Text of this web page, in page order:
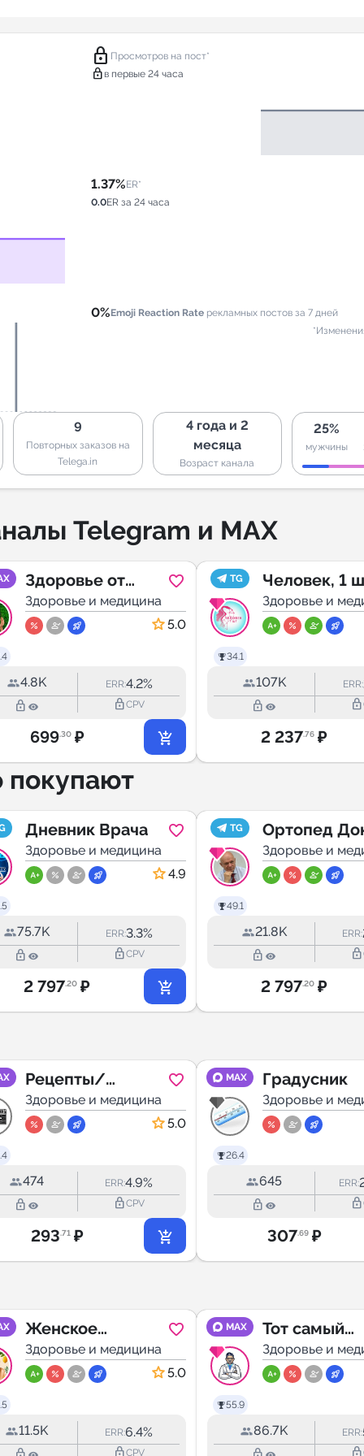
lock Просмотров на пост*
lock в первые 24 часа
1.37%ER*
0.0ER за 24 часа
0%Emoji Reaction Rate рекламных постов за 7 дней
9
Повторных заказов на
Telega.in
4 года и 2
месяца
Возраст канала
25%
мужчины
Telegram и MAX
Здоровье от
природы - Травы
лечебные,
лекарственные
растения, ЗОЖ
Здоровье и медицина
5.0
4.8K ERR:4.2%
lock_outline lock_outlineCPV
699.30 ₽
TG
34.1
Человек, 1
Здоровье и
107K ERR:
lock_outline lock_outline
2 237.76 ₽
покупают
Дневник Врача
Здоровье и медицина
4.9
75.7K ERR:3.3%
lock_outline lock_outlineCPV
2 797.20 ₽
TG
49.1
Ортопед
Мамонтов
Санкт-
Здоровье и
21.8K ERR:
lock_outline lock_outline
2 797.20 ₽
Рецепты/
здоровье/
советы.
Здоровье и медицина
5.0
474 ERR:4.9%
lock_outline lock_outlineCPV
293.71 ₽
MAX
26.4
Градусник
Здоровье и
645 ERR:
lock_outline lock_outline
307.69 ₽
Женское
здоровье
Похудение ПП
Диеты
Здоровье и медицина
5.0
11.5K ERR:6.4%
lock_outlineCPV
MAX
55.9
Тот самый
доктор |
Live
Здоровье и
86.7K ERR:
lock_outline